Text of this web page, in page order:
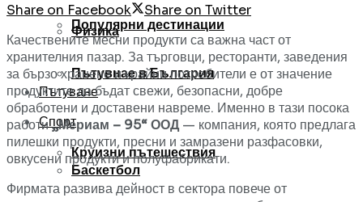
Физика
Пътуване
Круизни пътешествия
Популярни дестинации
Пътувнае в България
Спорт
Баскетбол
Share on Facebook
Share on Twitter
Качествените месни продукти са важна част от
хранителния пазар. За търговци, ресторанти, заведения
за бързо хранене и крайни потребители е от значение
продуктите да бъдат свежи, безопасни, добре
обработени и доставени навреме. Именно в тази посока
работи„Мериам – 95“ ООД — компания, която предлага
пилешки продукти, пресни и замразени разфасовки,
овкусени продукти и полуфабрикати.
Фирмата развива дейност в сектора повече от